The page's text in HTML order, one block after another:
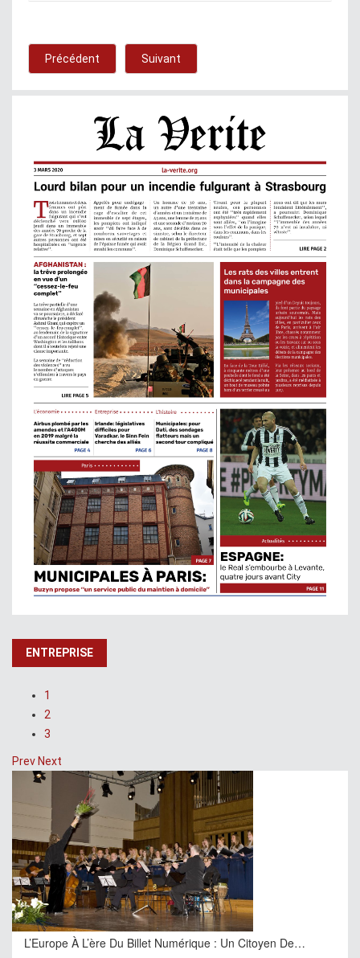
Précédent Suivant
ENTREPRISE
1
2
3
Prev Next
L’Europe À L’ère Du Billet Numérique : Un Citoyen De…